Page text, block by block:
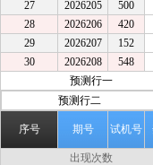
27
2026205 500
28
2026206 420
29
2026207 152
30
2026208 548
预测行一
预测行二
序号 期号 试机号
出现次数